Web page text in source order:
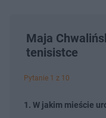
Maja
tenisistce
Pytanie 1 z 10
1. W jakim mieście